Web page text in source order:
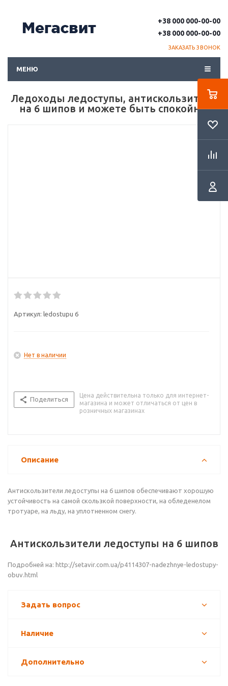
+38 000 000-00-00
+38 000 000-00-00
ЗАКАЗАТЬ ЗВОНОК
МЕНЮ
Ледоходы ледоступы, антискользители
на 6 шипов и можете быть спокойны
Артикул: ledostupu 6
Нет в наличии
Поделиться
Цена действительна только для интернет-
магазина и может отличаться от цен в
розничных магазинах
Описание
Антискользители ледоступы на 6 шипов обеспечивают хорошую
устойчивость на самой скользкой поверхности, на обледенелом
тротуаре, на льду, на уплотненном снегу.
Антискользители ледоступы на 6 шипов
Подробней на: http://setavir.com.ua/p4114307-nadezhnye-ledostupy-
obuv.html
Задать вопрос
Наличие
Дополнительно